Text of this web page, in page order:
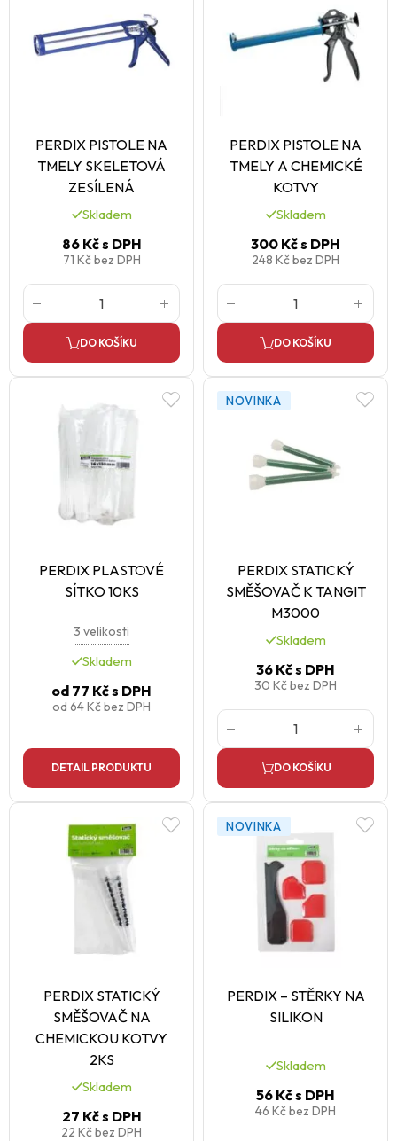
PERDIX PISTOLE NA
TMELY SKELETOVÁ
ZESÍLENÁ
Skladem
86 Kčs DPH
71 Kčbez DPH
DO KOŠÍKU
PERDIX PISTOLE NA
TMELY A CHEMICKÉ
KOTVY
Skladem
300 Kčs DPH
248 Kčbez DPH
DO KOŠÍKU
PERDIX PLASTOVÉ
SÍTKO 10KS
3 velikosti
Skladem
od 77 Kčs DPH
od 64 Kčbez DPH
DETAIL PRODUKTU
NOVINKA
PERDIX STATICKÝ
SMĚŠOVAČ K TANGIT
M3000
Skladem
36 Kčs DPH
30 Kčbez DPH
DO KOŠÍKU
PERDIX STATICKÝ
SMĚŠOVAČ NA
CHEMICKOU KOTVY
2KS
Skladem
27 Kčs DPH
22 Kčbez DPH
NOVINKA
PERDIX – STĚRKY NA
SILIKON
Skladem
56 Kčs DPH
46 Kčbez DPH